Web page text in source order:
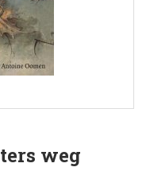
weg